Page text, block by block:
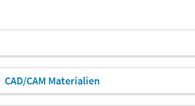
CAD/CAM Materialien